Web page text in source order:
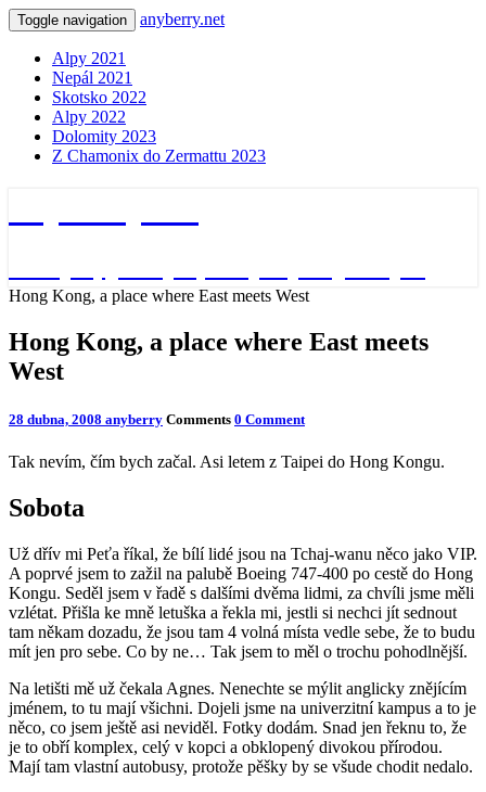
Toggle navigation anyberry.net
Alpy 2021
Nepál 2021
Skotsko 2022
Alpy 2022
Dolomity 2023
Z Chamonix do Zermattu 2023
Hong Kong, a place where East meets West
Hong Kong, a place where East meets
West
28 dubna, 2008 anyberry Comments 0 Comment
Tak nevím, čím bych začal. Asi letem z Taipei do Hong Kongu.
Sobota
Už dřív mi Peťa říkal, že bílí lidé jsou na Tchaj-wanu něco jako VIP.
A poprvé jsem to zažil na palubě Boeing 747-400 po cestě do Hong
Kongu. Seděl jsem v řadě s dalšími dvěma lidmi, za chvíli jsme měli
vzlétat. Přišla ke mně letuška a řekla mi, jestli si nechci jít sednout
tam někam dozadu, že jsou tam 4 volná místa vedle sebe, že to budu
mít jen pro sebe. Co by ne… Tak jsem to měl o trochu pohodlnější.
Na letišti mě už čekala Agnes. Nenechte se mýlit anglicky znějícím
jménem, to tu mají všichni. Dojeli jsme na univerzitní kampus a to je
něco, co jsem ještě asi neviděl. Fotky dodám. Snad jen řeknu to, že
je to obří komplex, celý v kopci a obklopený divokou přírodou.
Mají tam vlastní autobusy, protože pěšky by se všude chodit nedalo.